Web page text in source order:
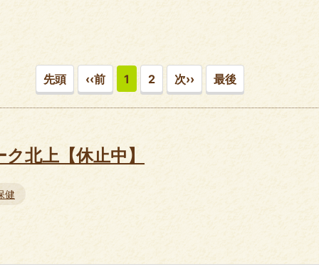
先頭 ‹‹前 1 2 次›› 最後
北上【休止中】
健